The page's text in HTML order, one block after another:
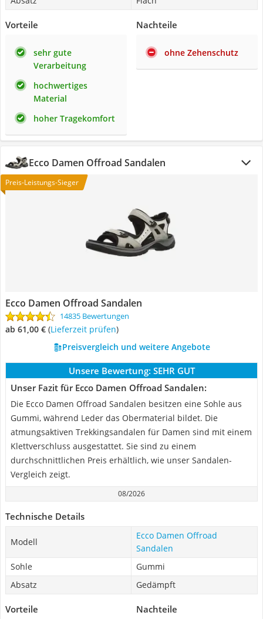
Vorteile
sehr gute
Verarbeitung
hochwertiges
Material
hoher Tragekomfort
Nachteile
ohne Zehenschutz
Ecco Damen Offroad Sandalen
Preis-Leistungs-Sieger
Ecco Damen Offroad Sandalen
14835 Bewertungen
ab 61,00 € (Lieferzeit prüfen)
Preisvergleich und weitere Angebote
Unsere Bewertung: SEHR GUT
Unser Fazit für Ecco Damen Offroad Sandalen:
Die Ecco Damen Offroad Sandalen besitzen eine Sohle aus
Gummi, während Leder das Obermaterial bildet. Die
atmungsaktiven Trekkingsandalen für Damen sind mit einem
Klettverschluss ausgestattet. Sie sind zu einem
durchschnittlichen Preis erhältlich, wie unser Sandalen-
Vergleich zeigt.
08/2026
Technische Details
Modell
Ecco Damen Offroad
Sandalen
Sohle
Gummi
Absatz
Gedämpft
Vorteile Nachteile